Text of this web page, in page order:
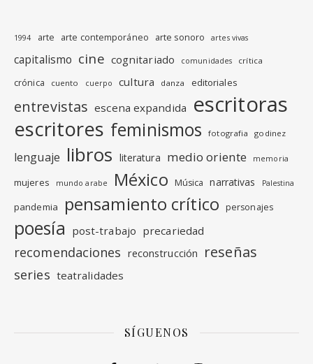
1994 arte arte contemporáneo arte sonoro artes vivas
capitalismo cine cognitariado comunidades crítica
crónica cuento cuerpo cultura danza editoriales
entrevistas escena expandida escritoras
escritores feminismos fotografia godinez
lenguaje libros literatura medio oriente memoria
mujeres mundo arabe México Música narrativas Palestina
pandemia pensamiento crítico personajes
poesía post-trabajo precariedad
recomendaciones reconstrucción reseñas
series teatralidades
SÍGUENOS